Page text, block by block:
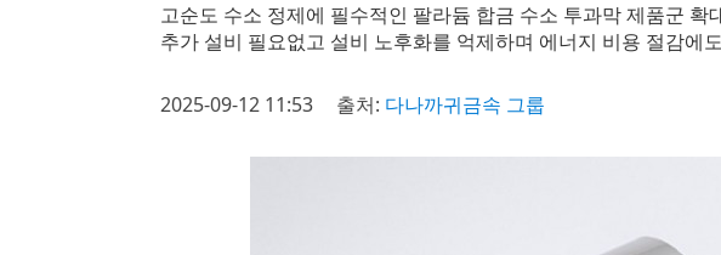
고순도 수소 정제에 필수적인 팔라듐 합금 수소 투과막 제품군 확
추가 설비 필요없고 설비 노후화를 억제하며 에너지 비용 절감에
2025-09-12 11:53 출처: 다나까귀금속 그룹